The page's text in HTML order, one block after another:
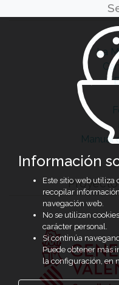
La
Manual
Información
Este sitio web utiliza
recopilar
navegación web.
No se utilizan
carácter personal.
Si continúa
Puede obtener más
la configuración, en